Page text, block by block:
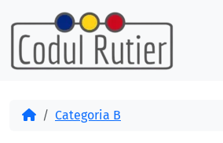
Skip to content
Skip to footer
AcasăCategoria B